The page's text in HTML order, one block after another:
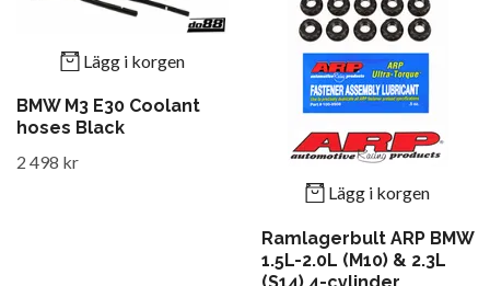
Lägg i korgen
BMW M3 E30 Coolant
hoses Black
2 498 kr
Lägg i korgen
Ramlagerbult ARP BMW
1.5L-2.0L (M10) & 2.3L